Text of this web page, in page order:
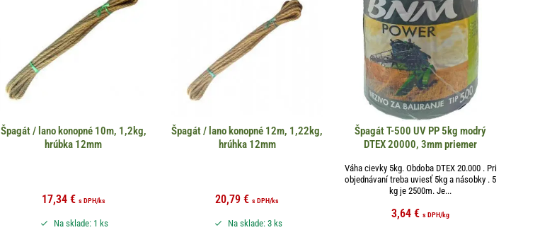
Špagát / lano konopné 10m, 1,2kg,
hrúbka 12mm
17,34 € s DPH/ks
Na sklade: 1 ks
Špagát / lano konopné 12m, 1,22kg,
hrúhka 12mm
20,79 € s DPH/ks
Na sklade: 3 ks
Špagát T-500 UV PP 5kg modrý
DTEX 20000, 3mm priemer
Váha cievky 5kg. Obdoba DTEX 20.000 . Pri
objednávaní treba uviesť 5kg a násobky . 5
kg je 2500m. Je...
3,64€ s DPH/kg